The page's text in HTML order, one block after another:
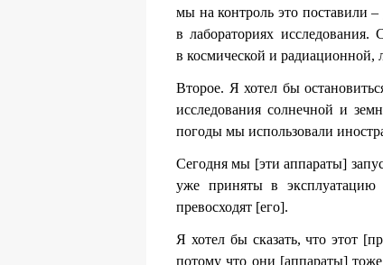
мы на контроль это поставили
в лабораториях
в космической и радиационной,
Второе. Я хотел бы
исследования солнечной и
погоды мы использовали
Сегодня мы [эти аппараты]
уже приняты в эксплуатацию
превосходят [его].
Я хотел бы сказать, что этот
потому что они [аппараты]